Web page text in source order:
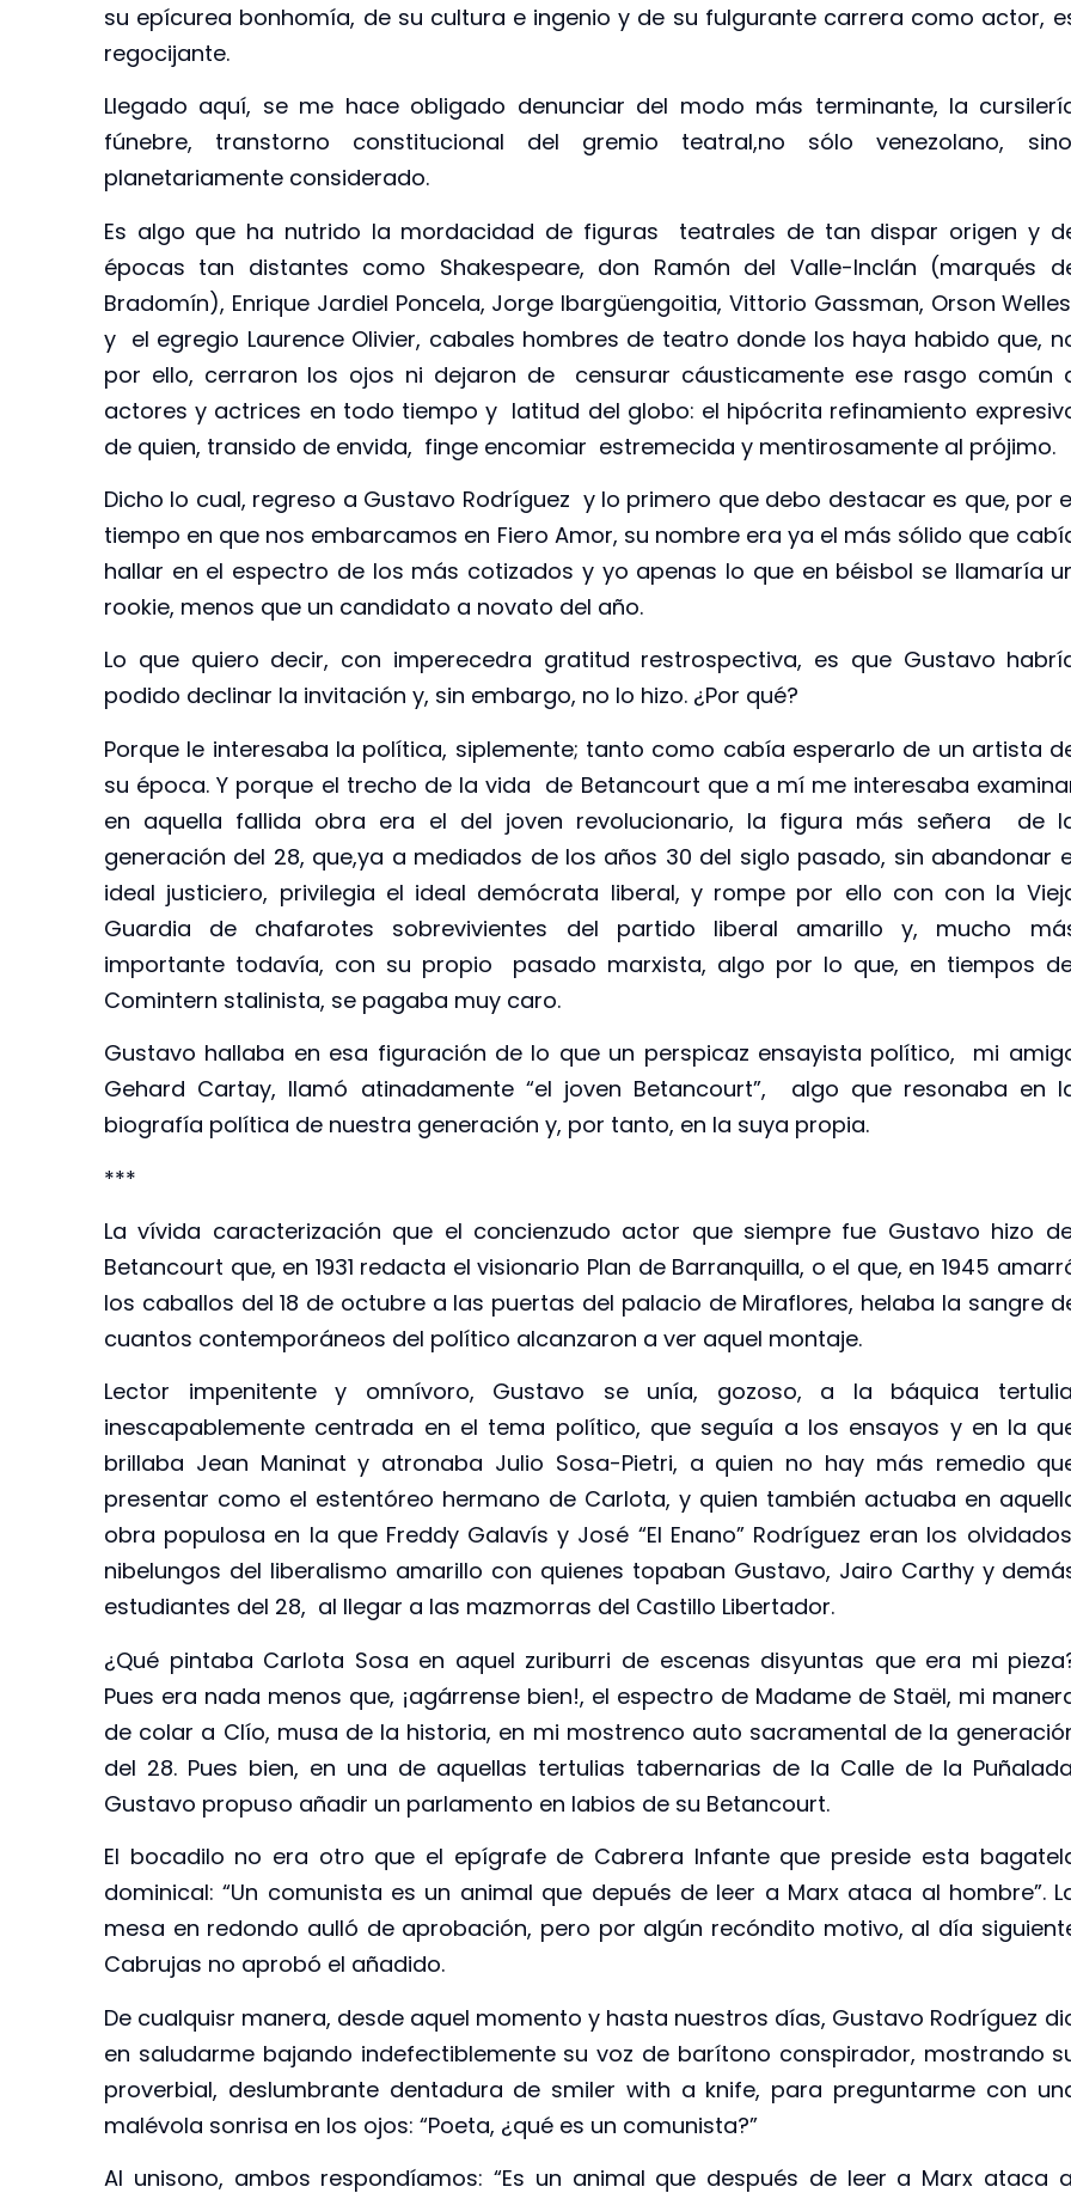
su epícurea bonhomía, de su cultura e ingenio y de su fulgurante carrera como actor,
regocijante.
Llegado aquí, se me hace obligado denunciar del modo más terminante, la
fúnebre, transtorno constitucional del gremio teatral,no sólo venezolano, sino
planetariamente considerado.
Es algo que ha nutrido la mordacidad de figuras teatrales de tan dispar origen y
épocas tan distantes como Shakespeare, don Ramón del Valle-Inclán (marqués
Bradomín), Enrique Jardiel Poncela, Jorge Ibargüengoitia, Vittorio Gassman, Orson Welles
y el egregio Laurence Olivier, cabales hombres de teatro donde los haya habido que,
por ello, cerraron los ojos ni dejaron de censurar cáusticamente ese rasgo común
actores y actrices en todo tiempo y latitud del globo: el hipócrita refinamiento
de quien, transido de envida, finge encomiar estremecida y mentirosamente al prójimo.
Dicho lo cual, regreso a Gustavo Rodríguez y lo primero que debo destacar es que, por
tiempo en que nos embarcamos en Fiero Amor, su nombre era ya el más sólido que
hallar en el espectro de los más cotizados y yo apenas lo que en béisbol se llamaría
rookie, menos que un candidato a novato del año.
Lo que quiero decir, con imperecedra gratitud restrospectiva, es que Gustavo
podido declinar la invitación y, sin embargo, no lo hizo. ¿Por qué?
Porque le interesaba la política, siplemente; tanto como cabía esperarlo de un artista
su época. Y porque el trecho de la vida de Betancourt que a mí me interesaba
en aquella fallida obra era el del joven revolucionario, la figura más señera de
generación del 28, que,ya a mediados de los años 30 del siglo pasado, sin abandonar
ideal justiciero, privilegia el ideal demócrata liberal, y rompe por ello con con la
Guardia de chafarotes sobrevivientes del partido liberal amarillo y, mucho
importante todavía, con su propio pasado marxista, algo por lo que, en tiempos
Comintern stalinista, se pagaba muy caro.
Gustavo hallaba en esa figuración de lo que un perspicaz ensayista político, mi
Gehard Cartay, llamó atinadamente “el joven Betancourt”, algo que resonaba en
biografía política de nuestra generación y, por tanto, en la suya propia.
***
La vívida caracterización que el concienzudo actor que siempre fue Gustavo hizo
Betancourt que, en 1931 redacta el visionario Plan de Barranquilla, o el que, en 1945
los caballos del 18 de octubre a las puertas del palacio de Miraflores, helaba la sangre
cuantos contemporáneos del político alcanzaron a ver aquel montaje.
Lector impenitente y omnívoro, Gustavo se unía, gozoso, a la báquica
inescapablemente centrada en el tema político, que seguía a los ensayos y en la
brillaba Jean Maninat y atronaba Julio Sosa-Pietri, a quien no hay más remedio
presentar como el estentóreo hermano de Carlota, y quien también actuaba en
obra populosa en la que Freddy Galavís y José “El Enano” Rodríguez eran los olvidados
nibelungos del liberalismo amarillo con quienes topaban Gustavo, Jairo Carthy y
estudiantes del 28, al llegar a las mazmorras del Castillo Libertador.
¿Qué pintaba Carlota Sosa en aquel zuriburri de escenas disyuntas que era mi
Pues era nada menos que, ¡agárrense bien!, el espectro de Madame de Staël, mi
de colar a Clío, musa de la historia, en mi mostrenco auto sacramental de la
del 28. Pues bien, en una de aquellas tertulias tabernarias de la Calle de la
Gustavo propuso añadir un parlamento en labios de su Betancourt.
El bocadilo no era otro que el epígrafe de Cabrera Infante que preside esta
dominical: “Un comunista es un animal que depués de leer a Marx ataca al hombre”.
mesa en redondo aulló de aprobación, pero por algún recóndito motivo, al día
Cabrujas no aprobó el añadido.
De cualquisr manera, desde aquel momento y hasta nuestros días, Gustavo Rodríguez
en saludarme bajando indefectiblemente su voz de barítono conspirador, mostrando
proverbial, deslumbrante dentadura de smiler with a knife, para preguntarme con
malévola sonrisa en los ojos: “Poeta, ¿qué es un comunista?”
Al unisono, ambos respondíamos: “Es un animal que después de leer a Marx ataca